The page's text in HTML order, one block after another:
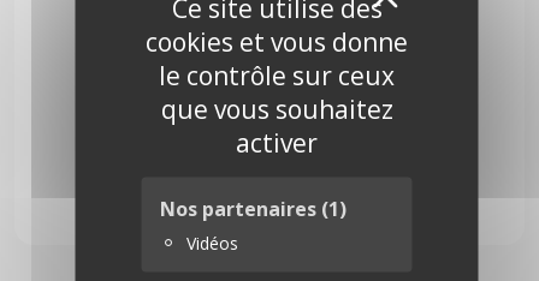
Ce site utilise des
cookies et vous donne
le contrôle sur ceux
que vous souhaitez
activer
Nos partenaires (1)
Vidéos
205,00€